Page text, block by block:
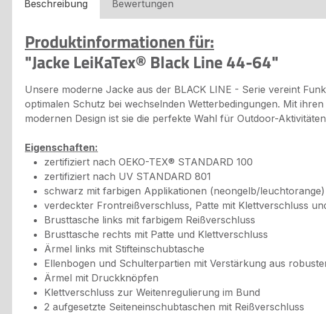
Beschreibung Bewertungen
Produktinformationen für:
"Jacke LeiKaTex® Black Line 44-64"
Unsere moderne Jacke aus der BLACK LINE - Serie vereint
optimalen Schutz bei wechselnden Wetterbedingungen. Mit
modernen Design ist sie die perfekte Wahl für Outdoor-
Eigenschaften:
zertifiziert nach OEKO-TEX® STANDARD 100
zertifiziert nach UV STANDARD 801
schwarz mit farbigen Applikationen (neongelb/leuchtorange)
verdeckter Frontreißverschluss, Patte mit Klettverschluss
Brusttasche links mit farbigem Reißverschluss
Brusttasche rechts mit Patte und Klettverschluss
Ärmel links mit Stifteinschubtasche
Ellenbogen und Schulterpartien mit Verstärkung aus
Ärmel mit Druckknöpfen
Klettverschluss zur Weitenregulierung im Bund
2 aufgesetzte Seiteneinschubtaschen mit Reißverschluss